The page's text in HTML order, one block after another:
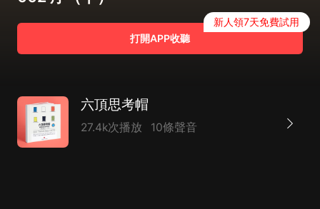
打開APP收聽
新人領7天免費試用
六頂思考帽
27.4k次播放 10條聲音